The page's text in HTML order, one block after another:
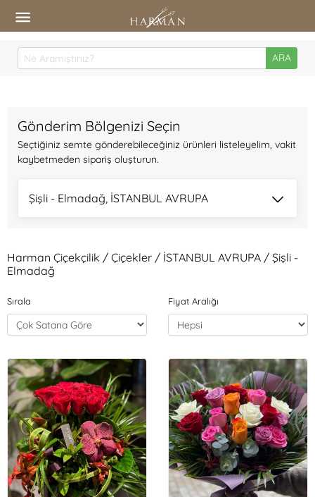
ARA
Gönderim Bölgenizi Seçin
Seçtiğiniz semte gönderebileceğiniz ürünleri listeleyelim, vakit
kaybetmeden sipariş oluşturun.
Şişli - Elmadağ, İSTANBUL AVRUPA
Harman Çiçekçilik / Çiçekler / İSTANBUL AVRUPA / Şişli -
Elmadağ
Sırala Fiyat Aralığı